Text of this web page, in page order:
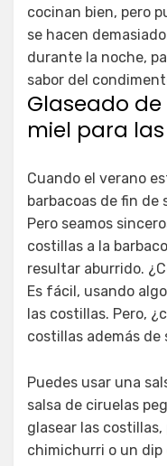
cocinan bien, pero
se hacen
durante la noche,
sabor del
Glaseado
miel para
Cuando el verano
barbacoas de fin de
Pero seamos
costillas a la
resultar aburrido.
Es fácil, usando
las costillas. Pero,
costillas además de
Puedes usar una
salsa de ciruelas
glasear las
chimichurri o un dip